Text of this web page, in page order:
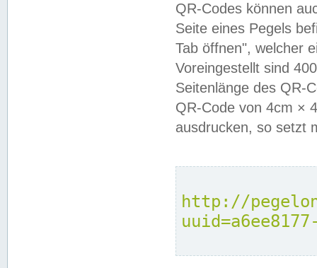
QR-Codes können
Seite eines Pegels
Tab öffnen", welcher
Voreingestellt sind
Seitenlänge des QR-
QR-Code von 4cm ×
ausdrucken, so setzt
http://